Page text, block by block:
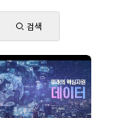
검색